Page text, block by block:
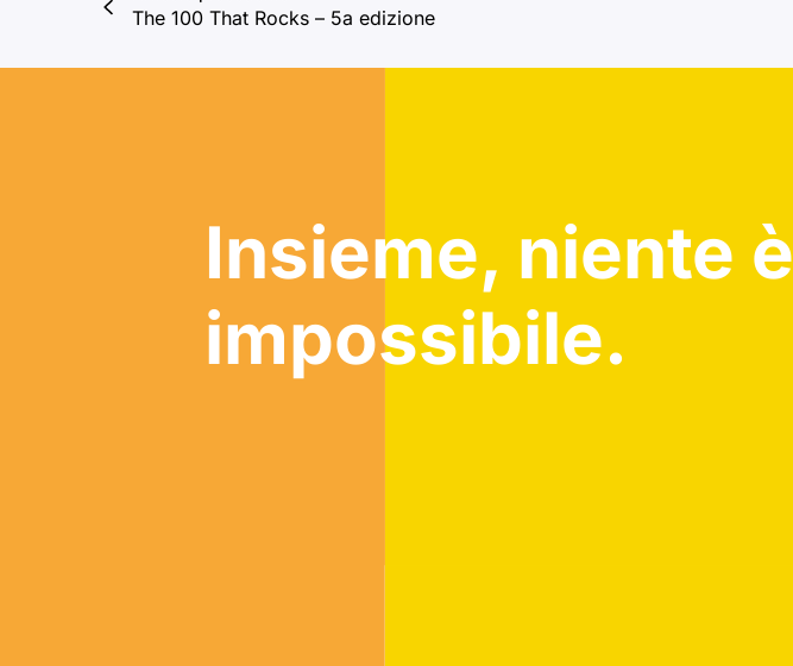
The 100 That Rocks – 5a edizione
Insieme, niente è
impossibile.